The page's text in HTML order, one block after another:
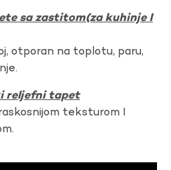
sa zastitom(za kuhinje I
otporan na toplotu, paru,
reljefni tapet
teksturom I